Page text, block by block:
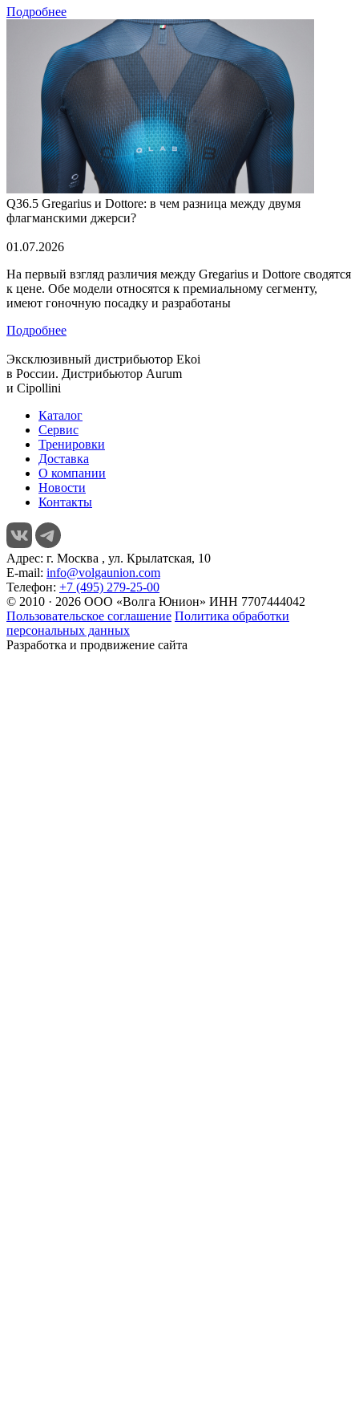
Подробнее
Q36.5 Gregarius и Dottore: в чем разница между двумя
флагманскими джерси?
01.07.2026
На первый взгляд различия между Gregarius и Dottore сводятся
к цене. Обе модели относятся к премиальному сегменту,
имеют гоночную посадку и разработаны
Подробнее
Эксклюзивный дистрибьютор Ekoi
в России. Дистрибьютор Aurum
и Cipollini
Каталог
Сервис
Тренировки
Доставка
О компании
Новости
Контакты
Адрес: г. Москва , ул. Крылатская, 10
E-mail: info@volgaunion.com
Телефон: +7 (495) 279-25-00
© 2010 · 2026 ООО «Волга Юнион» ИНН 7707444042
Пользовательское соглашение Политика обработки
персональных данных
Разработка и продвижение сайта